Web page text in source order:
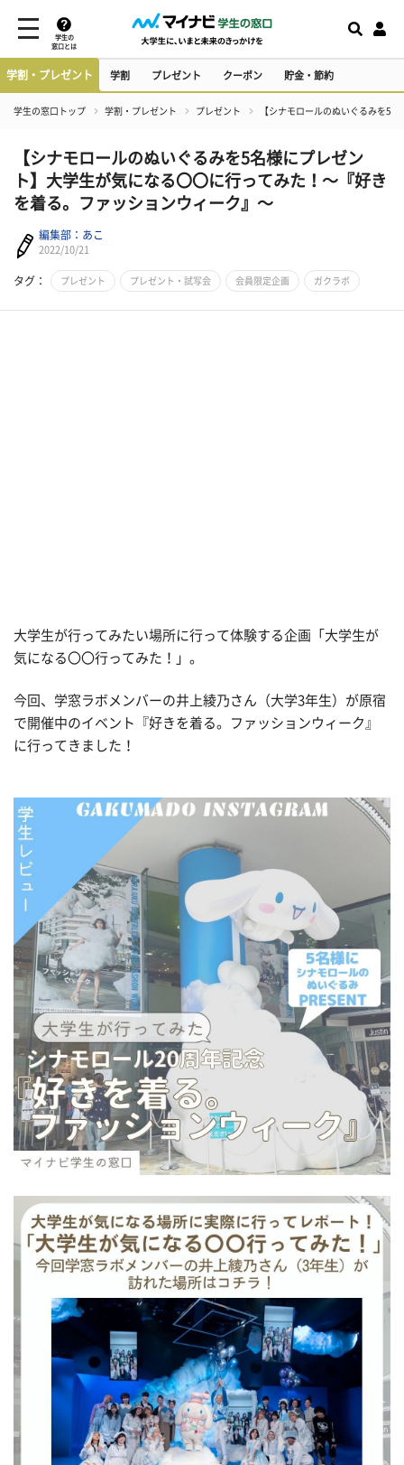
学生の
窓口とは
学割・プレゼント 学割 プレゼント クーポン 貯金・節約
学生の窓口トップ 学割・プレゼント プレゼント 【シナモロールのぬいぐるみを5
【シナモロールのぬいぐるみを5名様にプレゼン
ト】大学生が気になる〇〇に行ってみた！～『好き
を着る。ファッションウィーク』～
編集部：あこ
2022/10/21
タグ： プレゼント プレゼント・試写会 会員限定企画 ガクラボ
大学生が行ってみたい場所に行って体験する企画「大学生が
気になる〇〇行ってみた！」。
今回、学窓ラボメンバーの井上綾乃さん（大学3年生）が原宿
で開催中のイベント『好きを着る。ファッションウィーク』
に行ってきました！